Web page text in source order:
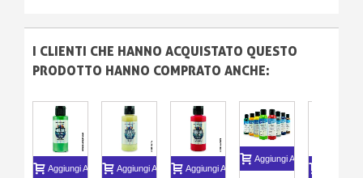
I CLIENTI CHE HANNO ACQUISTATO QUESTO
PRODOTTO HANNO COMPRATO ANCHE:
Aggiungi Al CarrelloAggiungi Al CarrelloAggiungi Al Carrello
Aggiungi Al Carrello